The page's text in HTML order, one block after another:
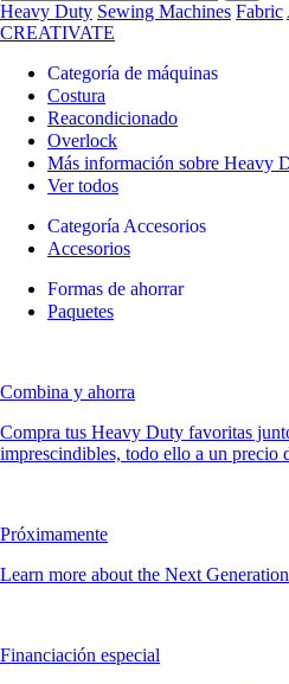
Heavy Duty Sewing Machines Fabric
CREATIVATE
Categoría de máquinas
Costura
Reacondicionado
Overlock
Más información sobre Heavy
Ver todos
Categoría Accesorios
Accesorios
Formas de ahorrar
Paquetes
Combina y ahorra
Compra tus Heavy Duty favoritas
imprescindibles, todo ello a un precio
Próximamente
Learn more about the Next
Financiación especial